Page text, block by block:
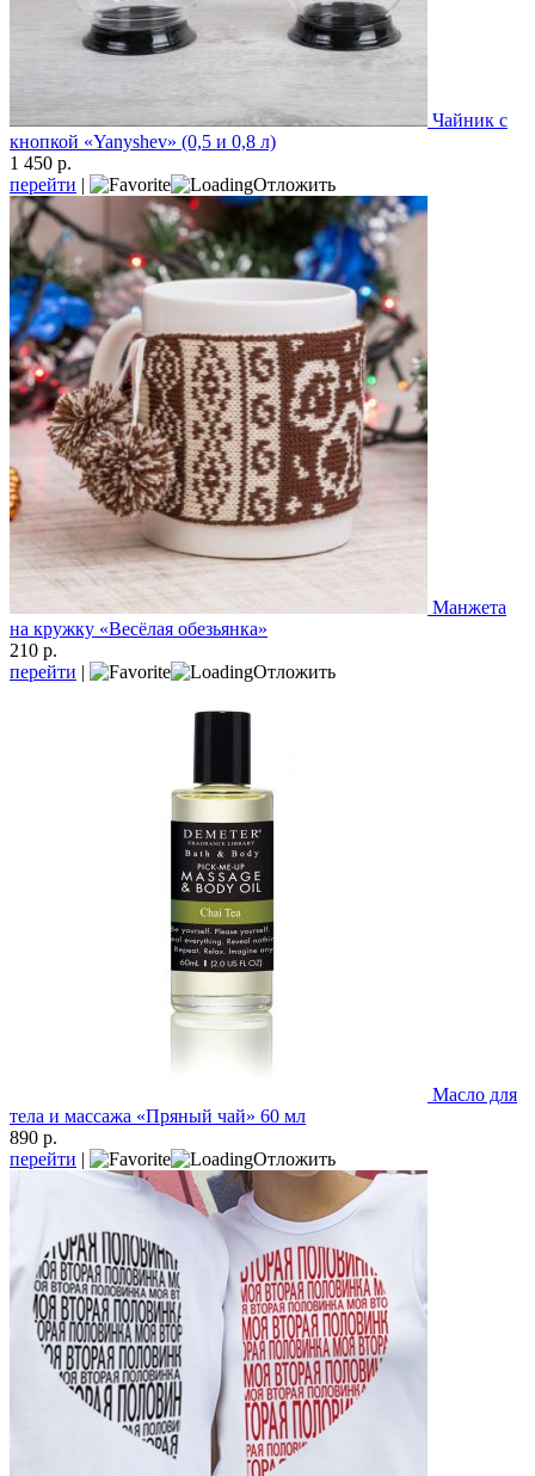
Чайник с
кнопкой «Yanyshev» (0,5 и 0,8 л)
1 450 р.
перейти | Отложить
Манжета
на кружку «Весёлая обезьянка»
210 р.
перейти | Отложить
Масло для
тела и массажа «Пряный чай» 60 мл
890 р.
перейти | Отложить